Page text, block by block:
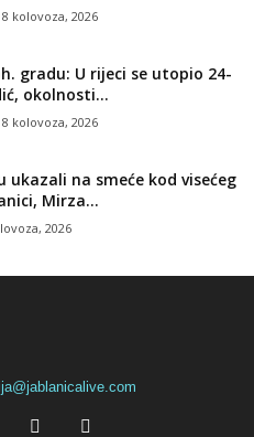
8 kolovoza, 2026
gradu: U rijeci se utopio 24-
okolnosti...
8 kolovoza, 2026
ukazali na smeće kod visećeg
Mirza...
2026